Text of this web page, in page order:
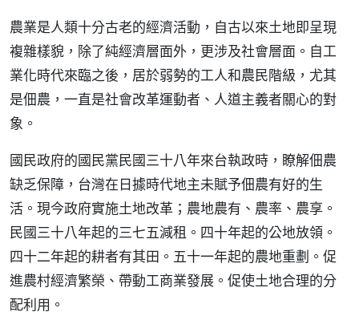
農業是人類十分古老的經濟活動，自古以來土地即呈現
複雜樣貌，除了純經濟層面外，更涉及社會層面。自工
業化時代來臨之後，居於弱勢的工人和農民階級，尤其
是佃農，一直是社會改革運動者、人道主義者關心的對
象。
國民政府的國民黨民國三十八年來台執政時，瞭解佃農
缺乏保障，台灣在日據時代地主未賦予佃農有好的生
活。現今政府實施土地改革；農地農有、農率、農享。
民國三十八年起的三七五減租。四十年起的公地放領。
四十二年起的耕者有其田。五十一年起的農地重劃。促
進農村經濟繁榮、帶動工商業發展。促使土地合理的分
配利用。